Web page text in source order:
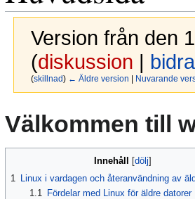
Version från den
(diskussion |
(skillnad) ← Äldre version Nuvarande
till
till
Välkommen till
Innehåll
1
Linux i vardagen och återanvändning av
1.1
Fördelar med Linux för äldre datorer